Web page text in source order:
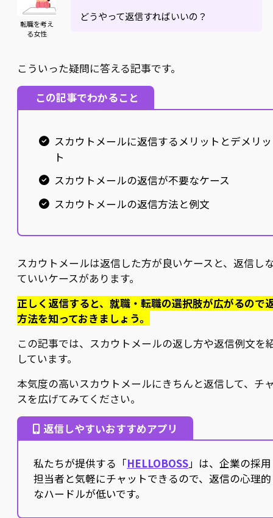
転職を考え
る女性
どうやって返信すればいいの？
こういった疑問に答える記事です。
この記事でわかること
スカウトメールに返信するメリットとデメリッ
ト
スカウトメールの返信が不要なケース
スカウトメールの返信方法と例文
スカウトメールは返信した方が良いケースと、返信し
ていいケースがあります。
正しく返信すると、就職・転職の選択肢が広がるので
方法を知っておきましょう。
この記事では、スカウトメールの返し方や返信例文を
しています。
本気度の高いスカウトメールにきちんと返信して、チ
スを広げてみてください。
返信しやすいおすすめアプリ
私たちが提供する「HELLOBOSS」は、企業の採用
担当者と気軽にチャットできるので、返信の心理的
なハードルが低いです。